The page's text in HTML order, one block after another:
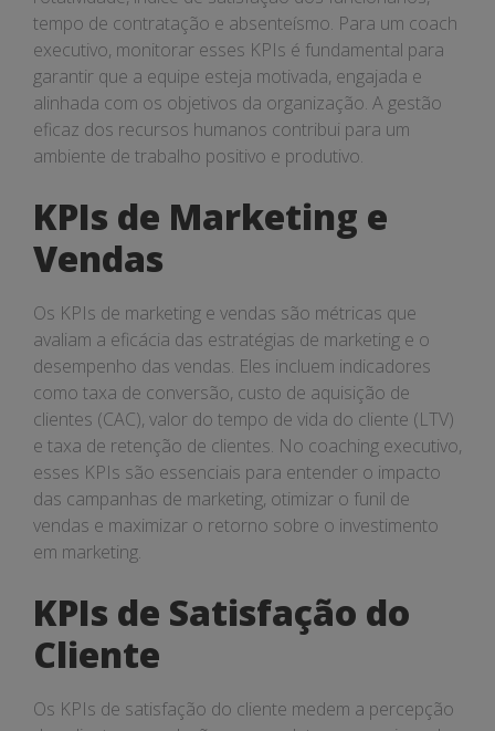
tempo de contratação e absenteísmo. Para um coach
executivo, monitorar esses KPIs é fundamental para
garantir que a equipe esteja motivada, engajada e
alinhada com os objetivos da organização. A gestão
eficaz dos recursos humanos contribui para um
ambiente de trabalho positivo e produtivo.
KPIs de Marketing e
Vendas
Os KPIs de marketing e vendas são métricas que
avaliam a eficácia das estratégias de marketing e o
desempenho das vendas. Eles incluem indicadores
como taxa de conversão, custo de aquisição de
clientes (CAC), valor do tempo de vida do cliente (LTV)
e taxa de retenção de clientes. No coaching executivo,
esses KPIs são essenciais para entender o impacto
das campanhas de marketing, otimizar o funil de
vendas e maximizar o retorno sobre o investimento
em marketing.
KPIs de Satisfação do
Cliente
Os KPIs de satisfação do cliente medem a percepção